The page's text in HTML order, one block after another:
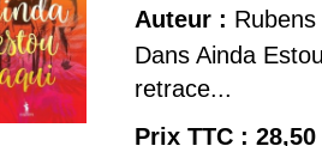
Auteur :
Dans Ainda
retrace...
Prix TTC : 28,50